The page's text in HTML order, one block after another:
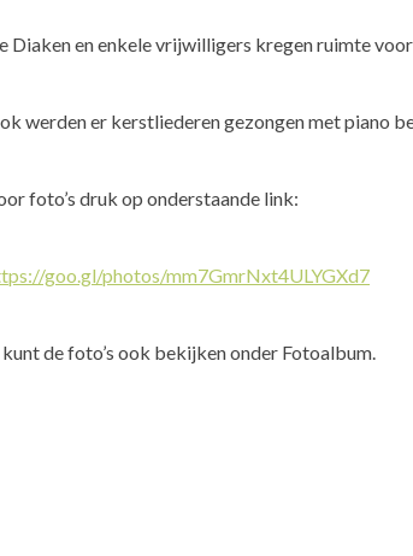
Diaken en enkele vrijwilligers kregen ruimte
werden er kerstliederen gezongen met piano
foto’s druk op onderstaande link:
goo.gl/photos/mm7GmrNxt4ULYGXd7
kunt de foto’s ook bekijken onder Fotoalbum.